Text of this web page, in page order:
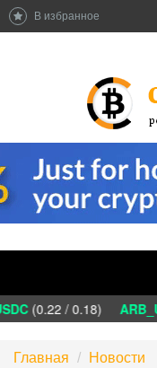
В избранное
(0.22 / 0.18)
Главная
Новости